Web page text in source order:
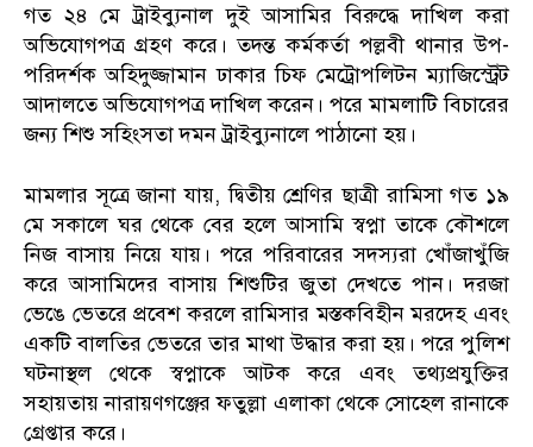
গত ২৪ মে ট্রাইব্যুনাল দুই আসামির বিরুদ্ধে দাখিল করা
অভিযোগপত্র গ্রহণ করে। তদন্ত কর্মকর্তা পল্লবী থানার উপ-
পরিদর্শক অহিদুজ্জামান ঢাকার চিফ মেট্রোপলিটন ম্যাজিস্ট্রেট
আদালতে অভিযোগপত্র দাখিল করেন। পরে মামলাটি বিচারের
জন্য শিশু সহিংসতা দমন ট্রাইব্যুনালে পাঠানো হয়।
মামলার সূত্রে জানা যায়, দ্বিতীয় শ্রেণির ছাত্রী রামিসা গত ১৯
মে সকালে ঘর থেকে বের হলে আসামি স্বপ্না তাকে কৌশলে
নিজ বাসায় নিয়ে যায়। পরে পরিবারের সদস্যরা খোঁজাখুঁজি
করে আসামিদের বাসায় শিশুটির জুতা দেখতে পান। দরজা
ভেঙে ভেতরে প্রবেশ করলে রামিসার মস্তকবিহীন মরদেহ এবং
একটি বালতির ভেতরে তার মাথা উদ্ধার করা হয়। পরে পুলিশ
ঘটনাস্থল থেকে স্বপ্নাকে আটক করে এবং তথ্যপ্রযুক্তির
সহায়তায় নারায়ণগঞ্জের ফতুল্লা এলাকা থেকে সোহেল রানাকে
গ্রেপ্তার করে।